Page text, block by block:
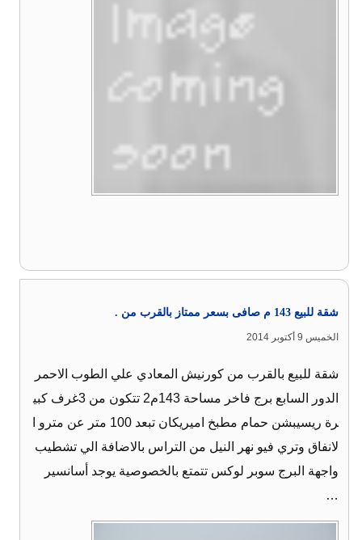
شقة للبيع 143 م صافى بسعر ممتاز بالقرب من .
الخميس 9 أكتوبر 2014
شقة للبيع بالقرب من كورنيش المعادي علي الطوب الاحمر
الدور السابع برج فاخر مساحة 143م2 تتكون من 3غرف كبي
رة ريسيبشن حمام مطبخ اميريكان تبعد 100 متر عن مترو ا
لانفاق وتري فيو نهر النيل من التراس بالاضافة الي تشطيب
واجهة البرج سوبر لوكس تتمتع بالخصوصية يوجد أسانسير
…